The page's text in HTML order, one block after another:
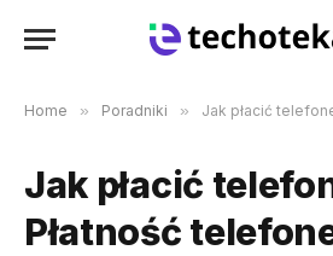
Home » Poradniki » Jak płacić telefonem?
Jak płacić
Płatność